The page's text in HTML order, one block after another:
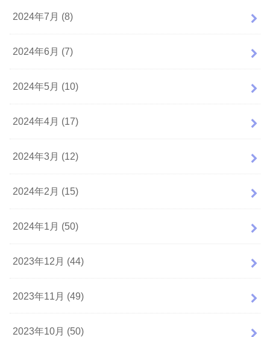
2024年7月 (8)
2024年6月 (7)
2024年5月 (10)
2024年4月 (17)
2024年3月 (12)
2024年2月 (15)
2024年1月 (50)
2023年12月 (44)
2023年11月 (49)
2023年10月 (50)